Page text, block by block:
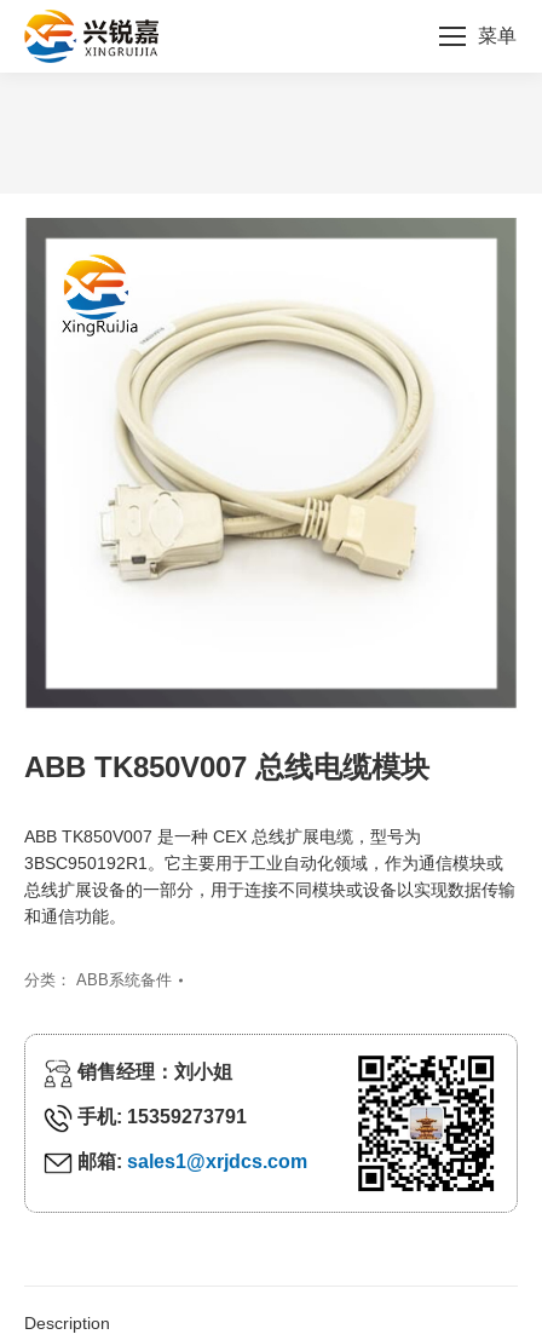
菜单
ABB TK850V007 总线电缆模块
ABB TK850V007 是一种 CEX 总线扩展电缆，型号为
3BSC950192R1。它主要用于工业自动化领域，作为通信模块或
总线扩展设备的一部分，用于连接不同模块或设备以实现数据传输
和通信功能。
分类： ABB系统备件
销售经理：刘小姐
手机: 15359273791
邮箱: sales1@xrjdcs.com
Description